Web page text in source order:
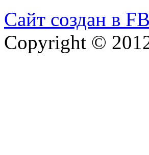
Сайт создан в
Copyright ©